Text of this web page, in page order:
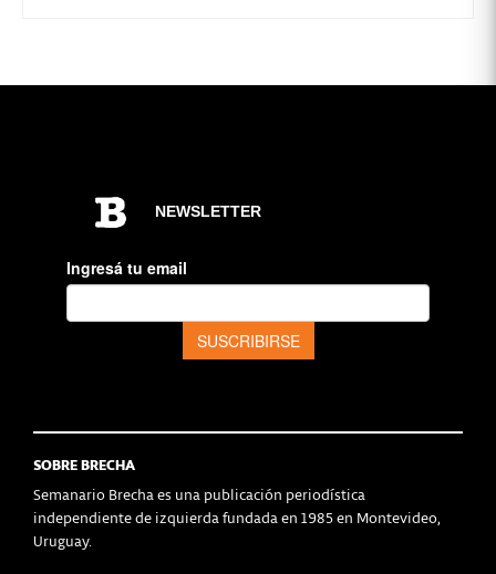
SOBRE BRECHA
Semanario Brecha es una publicación periodística
independiente de izquierda fundada en 1985 en Montevideo,
Uruguay.